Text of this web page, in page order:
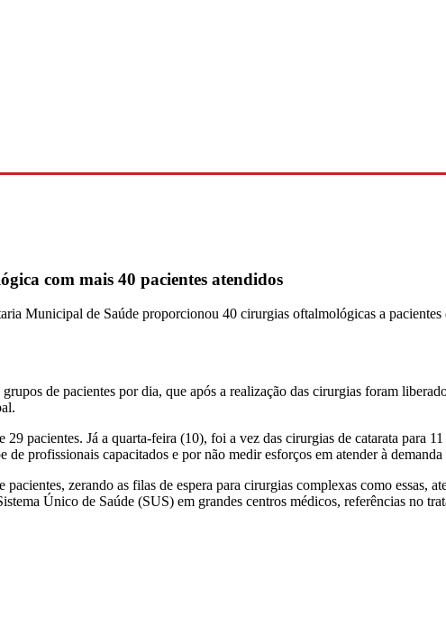
com mais 40 pacientes atendidos
Municipal de Saúde proporcionou 40 cirurgias oftalmológicas a
de pacientes por dia, que após a realização das cirurgias foram
pacientes. Já a quarta-feira (10), foi a vez das cirurgias de catarata para
profissionais capacitados e por não medir esforços em atender à demanda
zerando as filas de espera para cirurgias complexas como essas,
Único de Saúde (SUS) em grandes centros médicos, referências no